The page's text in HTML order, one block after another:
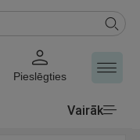
Pieslēgties
Vairāk